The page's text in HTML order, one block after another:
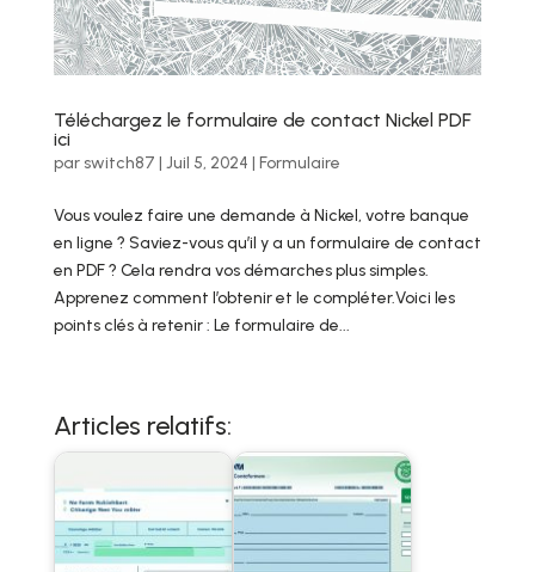
Téléchargez le formulaire de contact Nickel PDF
ici
par switch87 | Juil 5, 2024 | Formulaire
Vous voulez faire une demande à Nickel, votre banque
en ligne ? Saviez-vous qu’il y a un formulaire de contact
en PDF ? Cela rendra vos démarches plus simples.
Apprenez comment l’obtenir et le compléter.Voici les
points clés à retenir : Le formulaire de...
Articles relatifs: